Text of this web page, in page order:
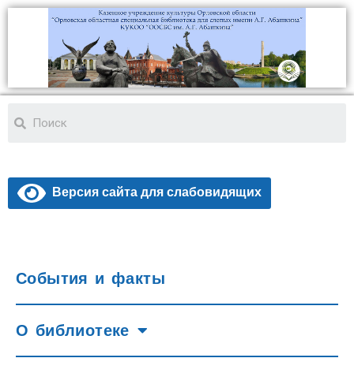
Версия сайта для слабовидящих
События и факты
О библиотеке